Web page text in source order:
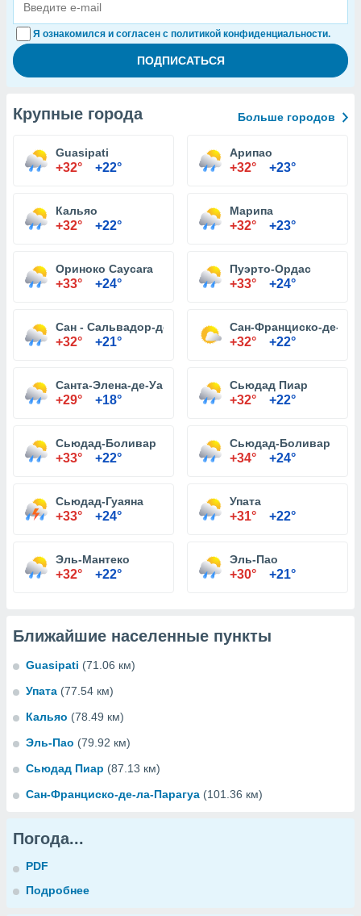
Я ознакомился и согласен с политикой конфиденциальности.
Крупные города Больше городов
Guasipati
+32° +22°
Арипао
+32° +23°
Кальяо
+32° +22°
Марипа
+32° +23°
Ориноко Caycara
+33° +24°
Пуэрто-Ордас
+33° +24°
Сан - Сальвадор-де-Поль
+32° +21°
Сан-Франциско-де-ла-
+32° +22°
Санта-Элена-де-Уайрен
+29° +18°
Сьюдад Пиар
+32° +22°
Сьюдад-Боливар
+33° +22°
Сьюдад-Боливар
+34° +24°
Сьюдад-Гуаяна
+33° +24°
Упата
+31° +22°
Эль-Мантеко
+32° +22°
Эль-Пао
+30° +21°
Ближайшие населенные пункты
Guasipati (71.06 км)
Упата (77.54 км)
Кальяо (78.49 км)
Эль-Пао (79.92 км)
Сьюдад Пиар (87.13 км)
Сан-Франциско-де-ла-Парагуа (101.36 км)
Погода...
PDF
Подробнее